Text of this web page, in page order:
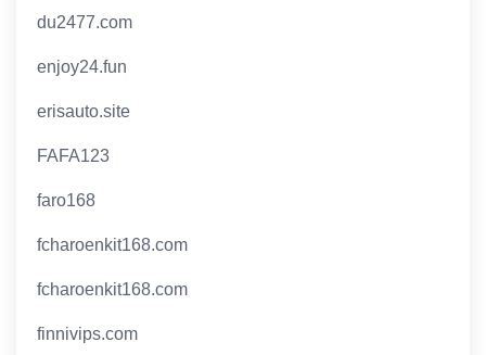
du2477.com
enjoy24.fun
erisauto.site
FAFA123
faro168
fcharoenkit168.com
fcharoenkit168.com
finnivips.com